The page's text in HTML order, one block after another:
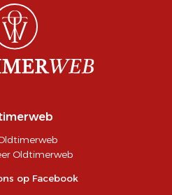
Oldtimerweb
op Facebook